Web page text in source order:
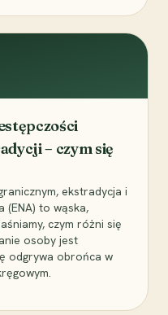
– czym się
ekstradycja i
(ENA) to wąska,
czym różni się
osoby jest
odgrywa obrońca w